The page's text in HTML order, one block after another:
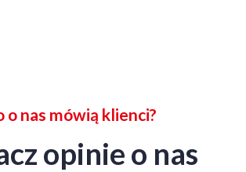
o nas mówią klienci?
opinie o nas